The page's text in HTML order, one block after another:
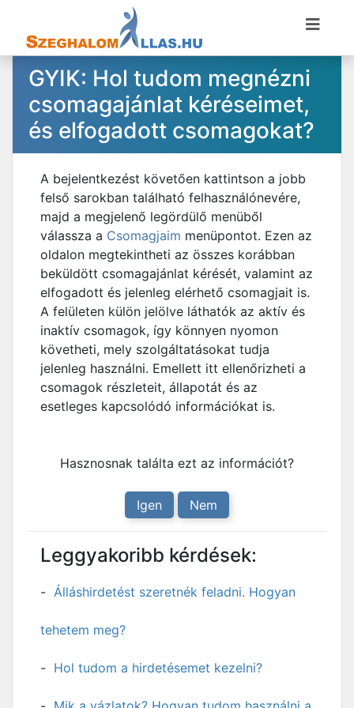
GYIK: Hol tudom megnézni
csomagajánlat kéréseimet,
és elfogadott csomagokat?
A bejelentkezést követően kattintson a jobb
felső sarokban található felhasználónevére,
majd a megjelenő legördülő menüből
válassza a Csomagjaim menüpontot. Ezen az
oldalon megtekintheti az összes korábban
beküldött csomagajánlat kérését, valamint az
elfogadott és jelenleg elérhető csomagjait is.
A felületen külön jelölve láthatók az aktív és
inaktív csomagok, így könnyen nyomon
követheti, mely szolgáltatásokat tudja
jelenleg használni. Emellett itt ellenőrizheti a
csomagok részleteit, állapotát és az
esetleges kapcsolódó információkat is.
Hasznosnak találta ezt az információt?
Igen Nem
Leggyakoribb kérdések:
Álláshirdetést szeretnék feladni. Hogyan
tehetem meg?
Hol tudom a hirdetésemet kezelni?